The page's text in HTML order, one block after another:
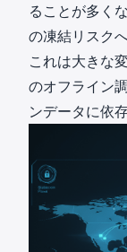
ることが多く
の凍結リスク
これは大きな
のオフライン
ンデータに依